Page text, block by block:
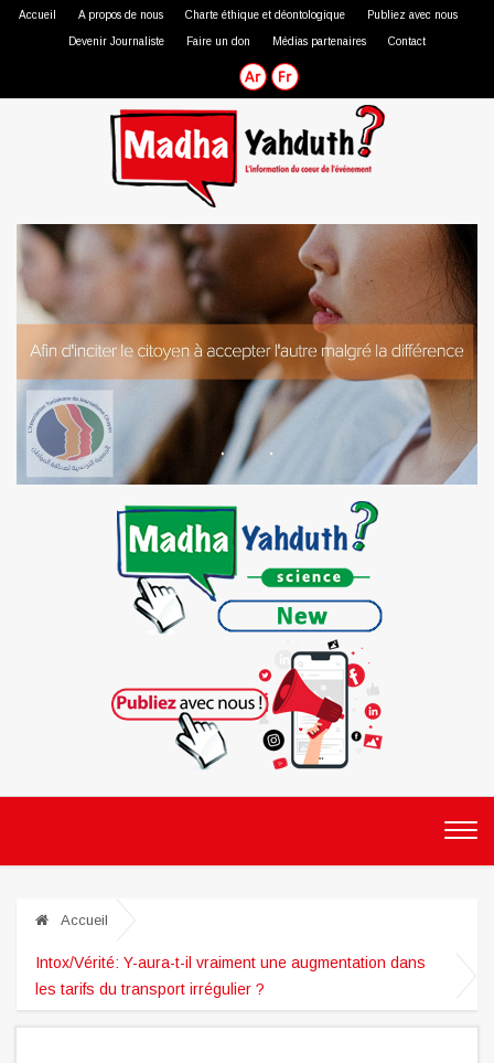
Accueil A propos de nous Charte éthique et déontologique Publiez avec nous
Devenir Journaliste Faire un don Médias partenaires Contact
Accueil
Intox/Vérité: Y-aura-t-il vraiment une augmentation dans
les tarifs du transport irrégulier ?